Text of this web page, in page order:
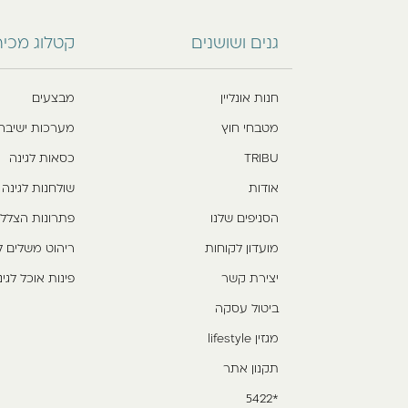
גנים ושושנים
חנות אונליין
מטבחי חוץ
TRIBU
אודות
הסניפים שלנו
מועדון לקוחות
יצירת קשר
ביטול עסקה
מגזין lifestyle
תקנון אתר
*5422
קטלוג
מבצעים
מערכות
כסאות לגינה
שולחנות לגינה
פתרונות
ריהוט משלים
פינות אוכל